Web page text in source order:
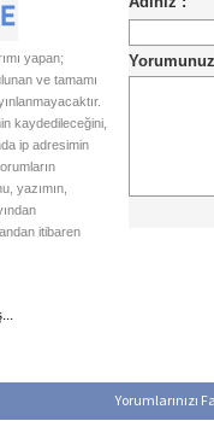
yapan;
ve tamamı
kaydedileceğini,
ip adresimin
yazımın,
itibaren
Yorumlarınızı